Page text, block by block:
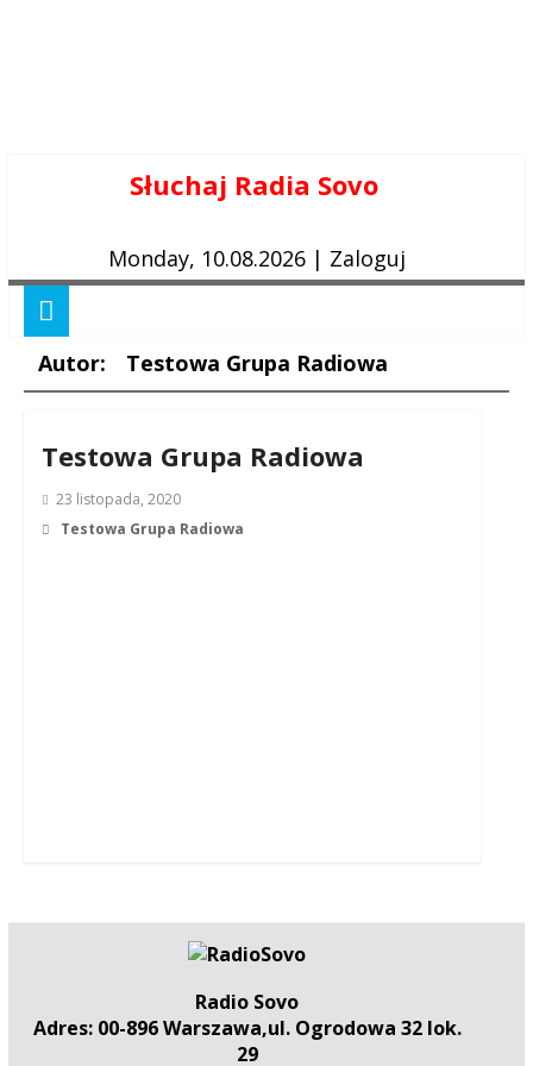
Słuchaj Radia Sovo
Monday, 10.08.2026 | Zaloguj
Autor: Testowa Grupa Radiowa
Testowa Grupa Radiowa
23 listopada, 2020
Testowa Grupa Radiowa
Radio Sovo
Adres: 00-896 Warszawa,ul. Ogrodowa 32 lok.
29